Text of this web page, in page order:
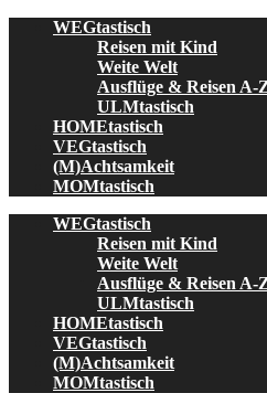
WEGtastisch
Reisen mit Kind
Weite Welt
Ausflüge & Reisen A-
ULMtastisch
HOMEtastisch
VEGtastisch
(M)Achtsamkeit
MOMtastisch
WEGtastisch
Reisen mit Kind
Weite Welt
Ausflüge & Reisen A-
ULMtastisch
HOMEtastisch
VEGtastisch
(M)Achtsamkeit
MOMtastisch